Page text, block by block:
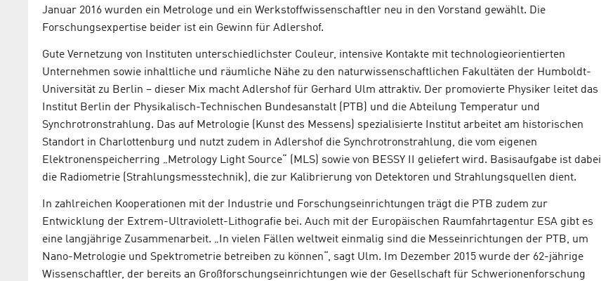
Januar 2016 wurden ein Metrologe und ein Werkstoffwissenschaftler neu in den Vorstand gewählt. Die
Forschungsexpertise beider ist ein Gewinn für Adlershof.
Gute Vernetzung von Instituten unterschiedlichster Couleur, intensive Kontakte mit technologieorientierten
Unternehmen sowie inhaltliche und räumliche Nähe zu den naturwissenschaftlichen Fakultäten der Humboldt-
Universität zu Berlin – dieser Mix macht Adlershof für Gerhard Ulm attraktiv. Der promovierte Physiker leitet das
Institut Berlin der Physikalisch-Technischen Bundesanstalt (PTB) und die Abteilung Temperatur und
Synchrotronstrahlung. Das auf Metrologie (Kunst des Messens) spezialisierte Institut arbeitet am historischen
Standort in Charlottenburg und nutzt zudem in Adlershof die Synchrotronstrahlung, die vom eigenen
Elektronenspeicherring „Metrology Light Source“ (MLS) sowie von BESSY II geliefert wird. Basisaufgabe ist dabei
die Radiometrie (Strahlungsmesstechnik), die zur Kalibrierung von Detektoren und Strahlungsquellen dient.
In zahlreichen Kooperationen mit der Industrie und Forschungseinrichtungen trägt die PTB zudem zur
Entwicklung der Extrem-Ultraviolett-Lithografie bei. Auch mit der Europäischen Raumfahrtagentur ESA gibt es
eine langjährige Zusammenarbeit. „In vielen Fällen weltweit einmalig sind die Messeinrichtungen der PTB, um
Nano-Metrologie und Spektrometrie betreiben zu können“, sagt Ulm. Im Dezember 2015 wurde der 62-jährige
Wissenschaftler, der bereits an Großforschungseinrichtungen wie der Gesellschaft für Schwerionenforschung